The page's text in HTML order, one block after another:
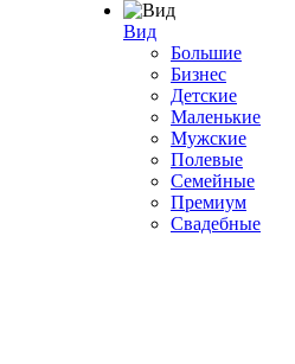
Вид
Большие
Бизнес
Детские
Маленькие
Мужские
Полевые
Семейные
Премиум
Свадебные